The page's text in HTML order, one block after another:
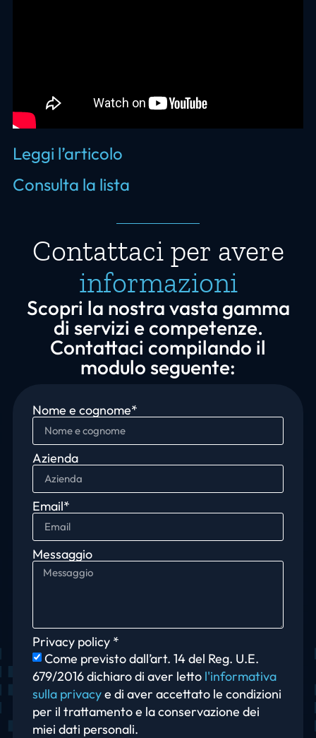
Leggi l’articolo
Consulta la lista
Contattaci per avere
informazioni
Scopri la nostra vasta gamma
di servizi e competenze.
Contattaci compilando il
modulo seguente:
Nome e cognome*
Azienda
Email*
Messaggio
Privacy policy *
Come previsto dall’art. 14 del Reg. U.E.
679/2016 dichiaro di aver letto l'informativa
sulla privacye di aver accettato le condizioni
per il trattamento e la conservazione dei
miei dati personali.